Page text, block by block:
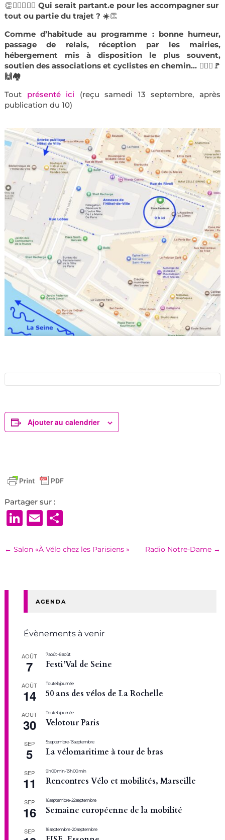
👏​​🚴🏼‍♀️🚴‍♀️ Qui serait partant.e pour les accompagner sur
tout ou partie du trajet ? ☀️👏
Comme d’habitude au programme : bonne humeur,
passage de relais, réception par les mairies,
hébergement mis à disposition le plus souvent,
soutien des associations et cyclistes en chemin… 🚴🏽‍♂️🚩
🙌🏘️
Tout présenté ici (reçu samedi 13 septembre, après
publication du 10)
Ajouter au calendrier
Partager sur :
LinkedIn
EmailPartager
← Salon «À Vélo chez les Parisiens » Radio Notre-Dame →
AGENDA
Évènements à venir
AOÛT
7
7 août-8 août
Festi’Val de Seine
AOÛT
14
Toute la journée
50 ans des vélos de La Rochelle
AOÛT
30
Toute la journée
Velotour Paris
SEP
5
5 septembre-13 septembre
La vélomaritime à tour de bras
SEP
11
9 h 00 min-13 h 00 min
Rencontres Vélo et mobilités, Marseille
SEP
16
16 septembre-22 septembre
Semaine européenne de la mobilité
SEP 18 septembre-20 septembre